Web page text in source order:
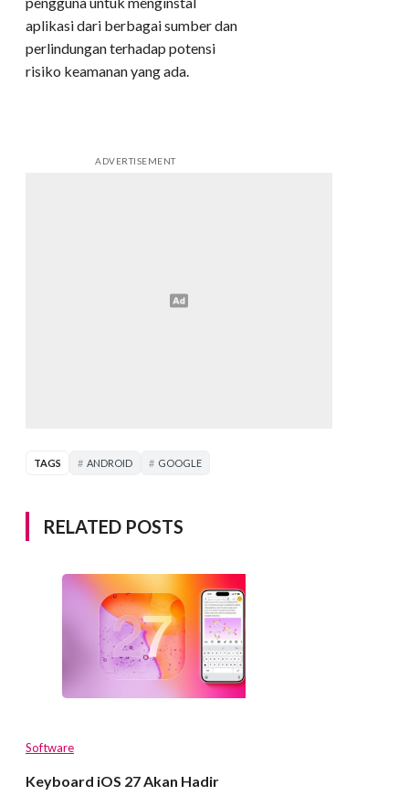
aplikasi dari berbagai sumber dan
perlindungan terhadap potensi
risiko keamanan yang ada.
ADVERTISEMENT
TAGS ANDROID GOOGLE
RELATED POSTS
Software
Keyboard iOS 27 Akan Hadir